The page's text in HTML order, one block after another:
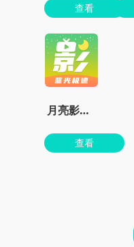
查看
月亮影视剧大全下载老版本
查看